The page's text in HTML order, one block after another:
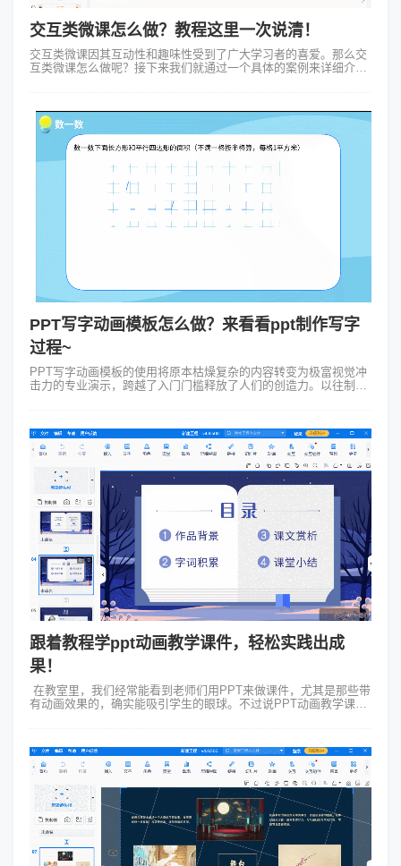
交互类微课怎么做？教程这里一次说清！
交互类微课因其互动性和趣味性受到了广大学习者的喜爱。那么交
互类微课怎么做呢？接下来我们就通过一个具体的案例来详细介绍
PPT写字动画模板怎么做？来看看ppt制作写字
过程~
PPT写字动画模板的使用将原本枯燥复杂的内容转变为极富视觉冲
击力的专业演示，跨越了入门门槛释放了人们的创造力。以往制作
跟着教程学ppt动画教学课件，轻松实践出成
果！
在教室里，我们经常能看到老师们用PPT来做课件，尤其是那些带
有动画效果的，确实能吸引学生的眼球。不过说PPT动画教学课件